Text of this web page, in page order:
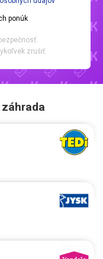
ponúk
zrušiť.